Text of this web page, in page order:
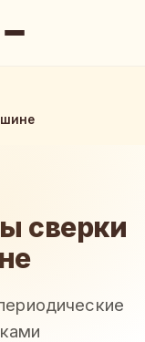
сверки